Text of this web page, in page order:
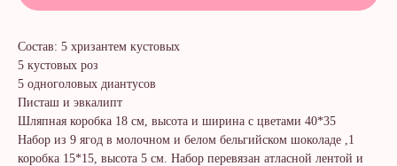
Состав: 5 хризантем кустовых
5 кустовых роз
5 одноголовых диантусов
Писташ и эвкалипт
Шляпная коробка 18 см, высота и ширина с цветами 40*35
Набор из 9 ягод в молочном и белом бельгийском шоколаде ,1
коробка 15*15, высота 5 см. Набор перевязан атласной лентой и